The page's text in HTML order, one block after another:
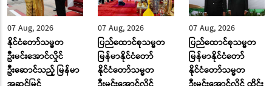
07 Aug, 2026
နိုင်ငံတော်သမ္မတ
ဦးမင်းအောင်လှိုင်
ဦးဆောင်သည့် မြန်မာ
07 Aug, 2026
ပြည်ထောင်စုသမ္မတ
မြန်မာနိုင်ငံတော်
နိုင်ငံတော်သမ္မတ
07 Aug, 2026
ပြည်ထောင်စုသမ္မတ
မြန်မာနိုင်ငံတော်
နိုင်ငံတော်သမ္မတ